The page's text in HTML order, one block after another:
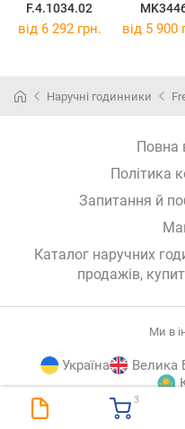
3
F.4.1034.02
від 6 292 грн. від 5 900
Наручні годинники
Повна
Політика
Запитання й
Каталог наручних
продажів,
Ми в
Україна Велика